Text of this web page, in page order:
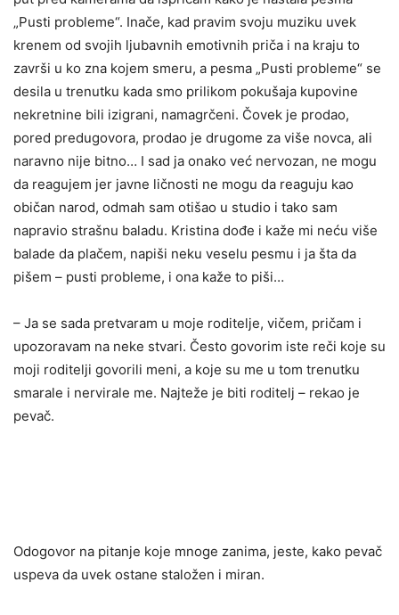
„Pusti probleme“. Inače, kad pravim svoju muziku uvek
krenem od svojih ljubavnih emotivnih priča i na kraju to
završi u ko zna kojem smeru, a pesma „Pusti probleme“ se
desila u trenutku kada smo prilikom pokušaja kupovine
nekretnine bili izigrani, namagrčeni. Čovek je prodao,
pored predugovora, prodao je drugome za više novca, ali
naravno nije bitno… I sad ja onako već nervozan, ne mogu
da reagujem jer javne ličnosti ne mogu da reaguju kao
običan narod, odmah sam otišao u studio i tako sam
napravio strašnu baladu. Kristina dođe i kaže mi neću više
balade da plačem, napiši neku veselu pesmu i ja šta da
pišem – pusti probleme, i ona kaže to piši…
– Ja se sada pretvaram u moje roditelje, vičem, pričam i
upozoravam na neke stvari. Često govorim iste reči koje su
moji roditelji govorili meni, a koje su me u tom trenutku
smarale i nervirale me. Najteže je biti roditelj – rekao je
pevač.
Odogovor na pitanje koje mnoge zanima, jeste, kako pevač
uspeva da uvek ostane staložen i miran.